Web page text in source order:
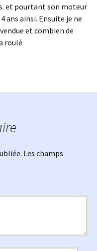
et pourtant son moteur
ans ainsi. Ensuite je ne
et combien de
roulé.
Les champs